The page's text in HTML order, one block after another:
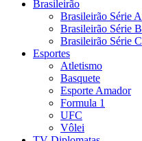
Brasileirão
Brasileirão Série A
Brasileirão Série B
Brasileirão Série C
Esportes
Atletismo
Basquete
Esporte Amador
Formula 1
UFC
Vôlei